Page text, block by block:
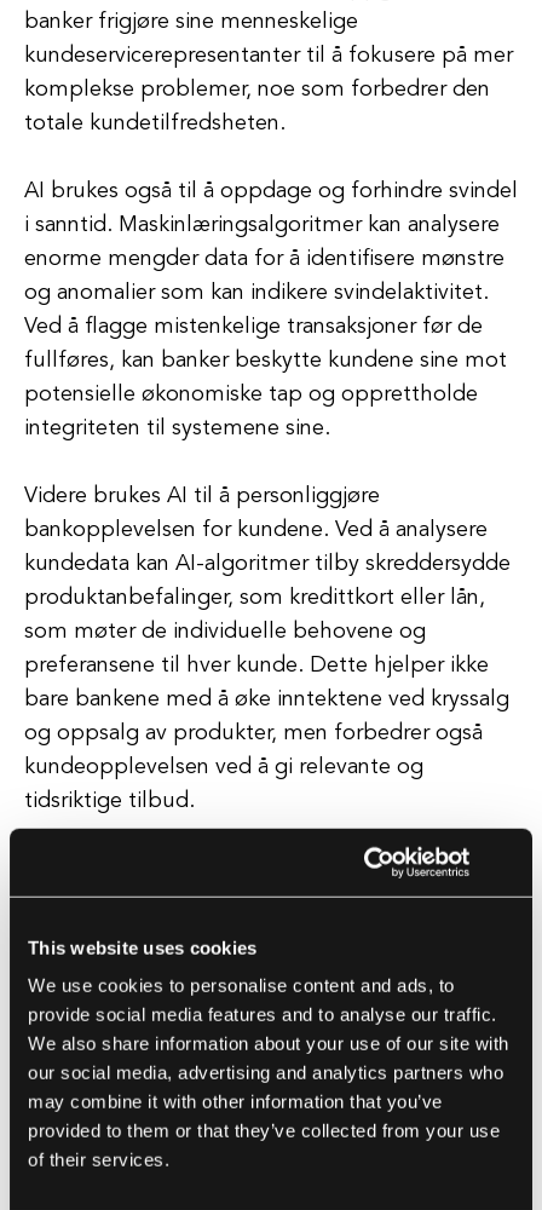
This website uses cookies
We use cookies to personalise content and ads, to
provide social media features and to analyse our traffic.
We also share information about your use of our site with
our social media, advertising and analytics partners who
may combine it with other information that you’ve
provided to them or that they’ve collected from your use
of their services.
banker frigjøre sine menneskelige
kundeservicerepresentanter til å fokusere på mer
komplekse problemer, noe som forbedrer den
totale kundetilfredsheten.
AI brukes også til å oppdage og forhindre svindel
i sanntid. Maskinlæringsalgoritmer kan analysere
enorme mengder data for å identifisere mønstre
og anomalier som kan indikere svindelaktivitet.
Ved å flagge mistenkelige transaksjoner før de
fullføres, kan banker beskytte kundene sine mot
potensielle økonomiske tap og opprettholde
integriteten til systemene sine.
Videre brukes AI til å personliggjøre
bankopplevelsen for kundene. Ved å analysere
kundedata kan AI-algoritmer tilby skreddersydde
produktanbefalinger, som kredittkort eller lån,
som møter de individuelle behovene og
preferansene til hver kunde. Dette hjelper ikke
bare bankene med å øke inntektene ved kryssalg
og oppsalg av produkter, men forbedrer også
kundeopplevelsen ved å gi relevante og
tidsriktige tilbud.
I tillegg til kundeorienterte applikasjoner brukes
AI også til å strømlinjeforme interne prosesser og
forbedre driftseffektiviteten. For eksempel kan
å forutsi kontantstrømmønstre og optimalisere
likviditetsstyring. Dette hjelper banker med å
håndtere eiendelene og forpliktelsene sine
bedre, og reduserer risikoen for
likviditetsmangler eller overskudd.